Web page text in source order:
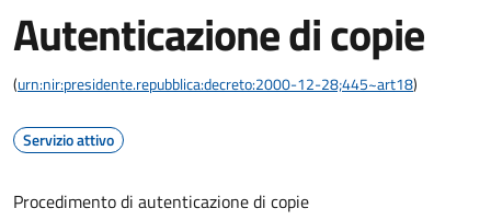
Autenticazione di copie
(urn:nir:presidente.repubblica:decreto:2000-12-28;445~art18)
Servizio attivo
Procedimento di autenticazione di copie